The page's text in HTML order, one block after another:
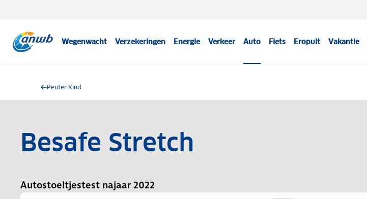
Wegenwacht Verzekeringen Energie Verkeer Auto Fiets Eropuit Vakantie
Peuter Kind
Besafe Stretch
Autostoeltjestest najaar 2022